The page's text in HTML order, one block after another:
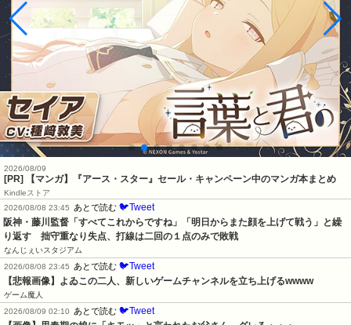
2026/08/09
[PR] 【マンガ】『アース・スター』セール・キャンペーン中のマンガ本まとめ
Kindleストア
2026/08/08 23:45
あとで読む 🐦Tweet
阪神・藤川監督「すべてこれからですね」「明日からまた顔を上げて戦う」と繰
り返す　拙守重なり失点、打線は二回の１点のみで敗戦
なんじぇいスタジアム
2026/08/08 23:45
あとで読む 🐦Tweet
【悲報画像】よゐこの二人、新しいゲームチャンネルを立ち上げるwwww
ゲーム魔人
2026/08/09 02:10
あとで読む 🐦Tweet